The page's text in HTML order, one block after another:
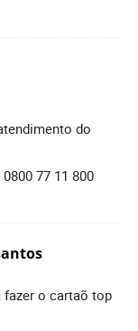
do
77 11 800
fazer o cartaõ top